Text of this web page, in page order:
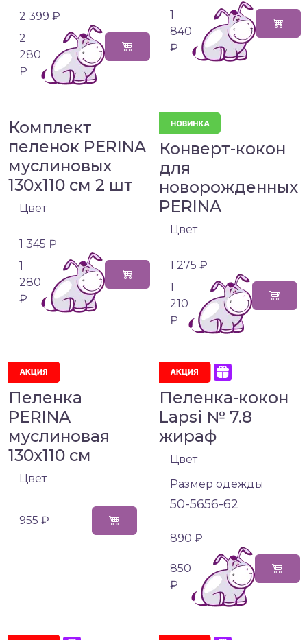
2 399 ₽
2
280
₽
1
840
₽
Комплект
пеленок PERINA
муслиновых
130х110 см 2 шт
Цвет
1 345 ₽
1
280
₽
Конверт-кокон
для
новорожденных
PERINA
Цвет
1 275 ₽
1
210
₽
Пеленка
PERINA
муслиновая
130х110 см
Цвет
955 ₽
Пеленка-кокон
Lapsi № 7.8
жираф
Цвет
Размер одежды
50-5656-62
890 ₽
850
₽